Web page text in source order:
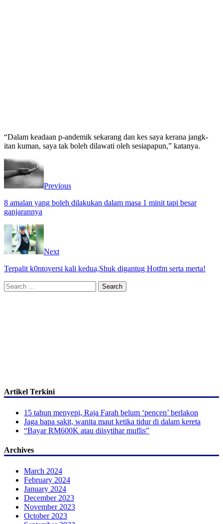
“Dalam keadaan p-andemik sekarang dan kes saya kerana jangk-
itan kuman, saya tak boleh dilawati oleh sesiapapun,” katanya.
Previous
8 amalan yang boleh dilakukan dalam masa 1 minit tapi besar
ganjarannya
Next
Terpalit k0ntoversi kali kedua,Shuk digantug Hotfm serta merta!
Search
for:
Artikel Terkini
15 tahun menyepi, Raja Farah belum ‘pencen’ berlakon
Jaga bapa sakit, wanita maut ketika tidur di dalam kereta
“Bayar RM600K atau diisytihar muflis”
Archives
March 2024
February 2024
January 2024
December 2023
November 2023
October 2023